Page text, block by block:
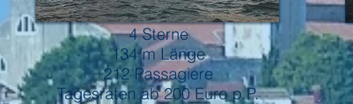
4 Sterne
134 m Länge
212 Passagiere
Tagesraten ab 200 Euro p.P.